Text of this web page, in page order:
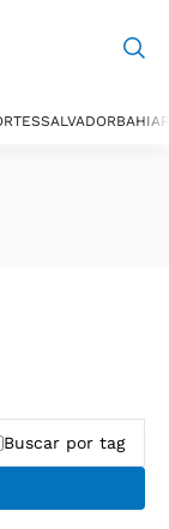
SALVADORBAHIA
Buscar por tag